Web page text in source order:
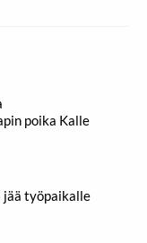
poika Kalle
työpaikalle